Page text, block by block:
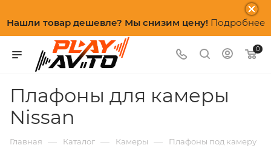
Нашли товар дешевле? Мы снизим цену! Подробнее
0
Плафоны для камеры
Nissan
Главная — Каталог — Камеры — Плафоны под камеру